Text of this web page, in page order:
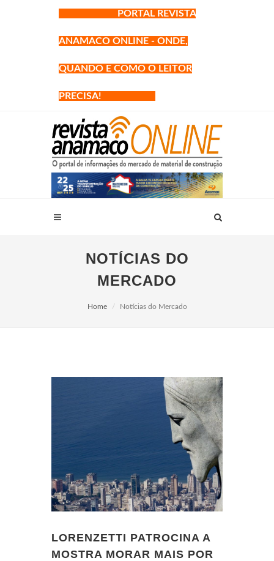
PORTAL REVISTA
ANAMACO ONLINE - ONDE,
QUANDO E COMO O LEITOR
PRECISA!
NOTÍCIAS DO
MERCADO
Home Notícias do Mercado
LORENZETTI PATROCINA A
MOSTRA MORAR MAIS POR